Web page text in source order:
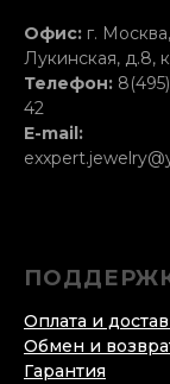
Офис: г.
Лукинская, д.8,
Телефон:
42
E-mail:
Оплата и
Обмен и
Гарантия